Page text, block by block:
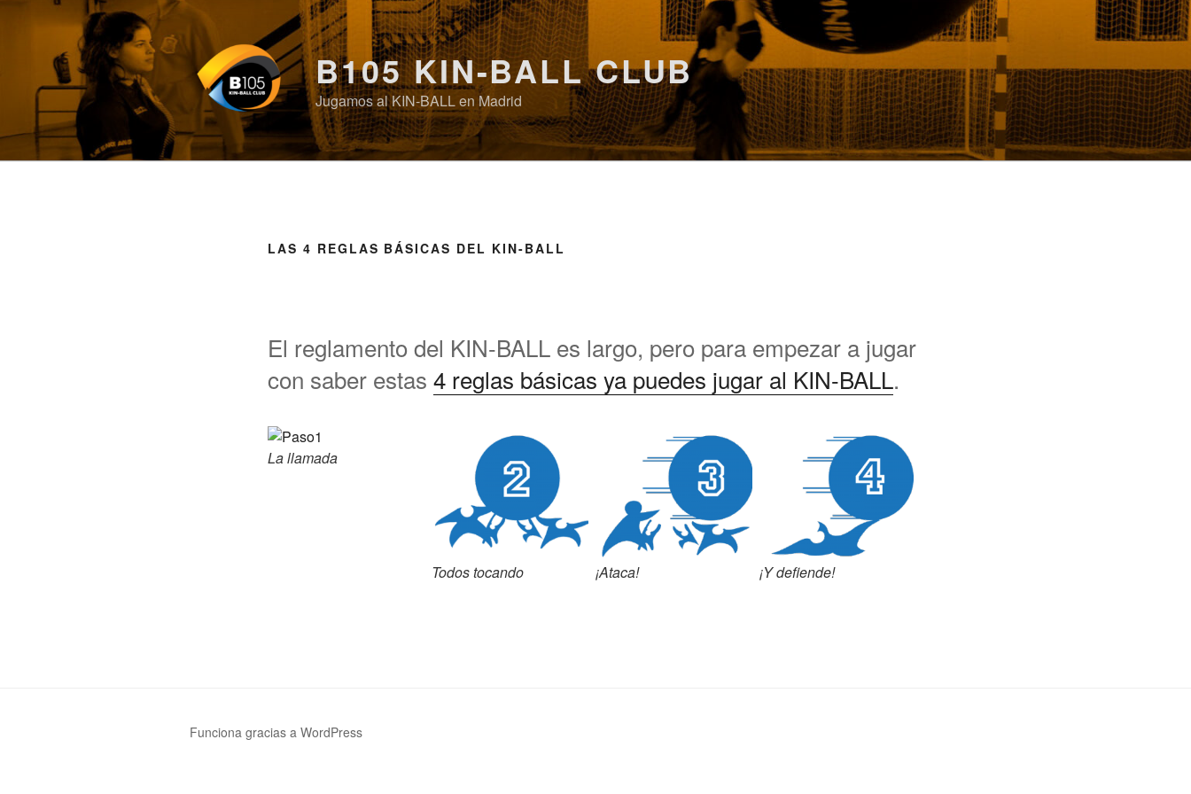
Saltar
contenido
B105 KIN-BALL CLUB
Jugamos al KIN-BALL en Madrid
LAS 4 REGLAS BÁSICAS DEL KIN-BALL
El reglamento del KIN-BALL es largo, pero para empezar a jugar
con saber estas 4 reglas básicas ya puedes jugar al KIN-BALL.
La llamada
Todos tocando ¡Ataca! ¡Y defiende!
Funciona gracias a WordPress